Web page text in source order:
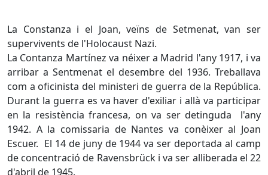
La Constanza i el Joan, veïns de Setmenat, van ser
supervivents de l'Holocaust Nazi.
La Contanza Martínez va néixer a Madrid l'any 1917, i va
arribar a Sentmenat el desembre del 1936. Treballava
com a oficinista del ministeri de guerra de la República.
Durant la guerra es va haver d'exiliar i allà va participar
en la resistència francesa, on va ser detinguda l'any
1942. A la comissaria de Nantes va conèixer al Joan
Escuer. El 14 de juny de 1944 va ser deportada al camp
de concentració de Ravensbrück i va ser alliberada el 22
d'abril de 1945.